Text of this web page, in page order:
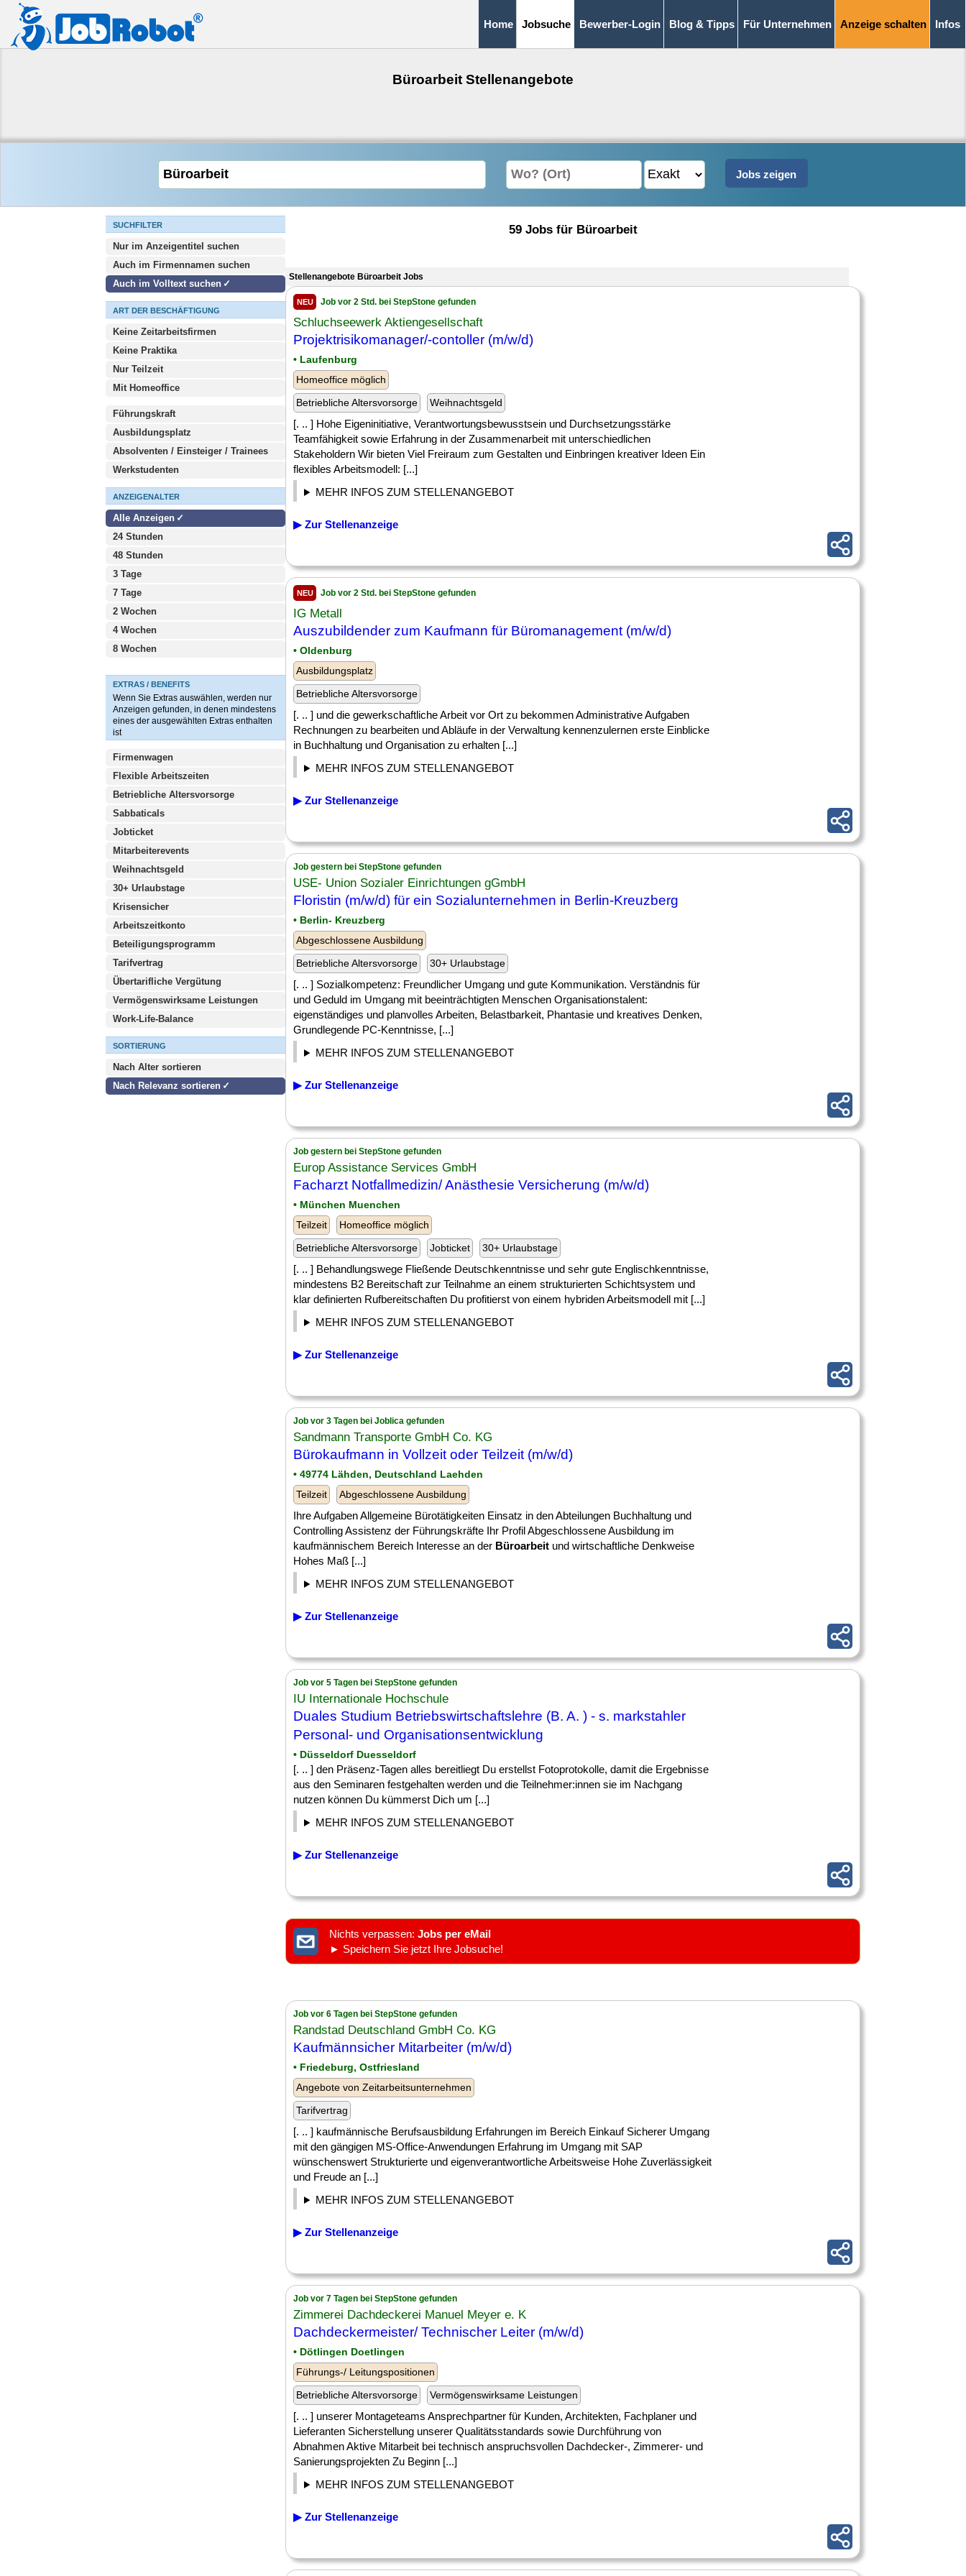
Home Jobsuche Bewerber-Login Blog & Tipps Für Unternehmen Anzeige schalten Infos
Büroarbeit Stellenangebote
SUCHFILTER
Nur im Anzeigentitel suchen
Auch im Firmennamen suchen
Auch im Volltext suchen
ART DER BESCHÄFTIGUNG
Keine Zeitarbeitsfirmen
Keine Praktika
Nur Teilzeit
Mit Homeoffice
Führungskraft
Ausbildungsplatz
Absolventen / Einsteiger / Trainees
Werkstudenten
ANZEIGENALTER
Alle Anzeigen
24 Stunden
48 Stunden
3 Tage
7 Tage
2 Wochen
4 Wochen
8 Wochen
EXTRAS / BENEFITS
Wenn Sie Extras auswählen, werden nur
Anzeigen gefunden, in denen mindestens
eines der ausgewählten Extras enthalten
ist
Firmenwagen
Flexible Arbeitszeiten
Betriebliche Altersvorsorge
Sabbaticals
Jobticket
Mitarbeiterevents
Weihnachtsgeld
30+ Urlaubstage
Krisensicher
Arbeitszeitkonto
Beteiligungsprogramm
Tarifvertrag
Übertarifliche Vergütung
Vermögenswirksame Leistungen
Work-Life-Balance
SORTIERUNG
Nach Alter sortieren
Nach Relevanz sortieren
59 Jobs für Büroarbeit
Stellenangebote Büroarbeit Jobs
NEU Job vor 2 Std. bei StepStone gefunden
Schluchseewerk Aktiengesellschaft
Projektrisikomanager/-contoller (m/w/d)
• Laufenburg
Homeoffice möglich
Betriebliche Altersvorsorge
Weihnachtsgeld
[. .. ] Hohe Eigeninitiative, Verantwortungsbewusstsein und Durchsetzungsstärke
Teamfähigkeit sowie Erfahrung in der Zusammenarbeit mit unterschiedlichen
Stakeholdern Wir bieten Viel Freiraum zum Gestalten und Einbringen kreativer Ideen Ein
flexibles Arbeitsmodell: [...]
MEHR INFOS ZUM STELLENANGEBOT
▶ Zur Stellenanzeige
NEU Job vor 2 Std. bei StepStone gefunden
IG Metall
Auszubildender zum Kaufmann für Büromanagement (m/w/d)
• Oldenburg
Ausbildungsplatz
Betriebliche Altersvorsorge
[. .. ] und die gewerkschaftliche Arbeit vor Ort zu bekommen Administrative Aufgaben
Rechnungen zu bearbeiten und Abläufe in der Verwaltung kennenzulernen erste Einblicke
in Buchhaltung und Organisation zu erhalten [...]
MEHR INFOS ZUM STELLENANGEBOT
▶ Zur Stellenanzeige
Job gestern bei StepStone gefunden
USE- Union Sozialer Einrichtungen gGmbH
Floristin (m/w/d) für ein Sozialunternehmen in Berlin-Kreuzberg
• Berlin- Kreuzberg
Abgeschlossene Ausbildung
Betriebliche Altersvorsorge
30+ Urlaubstage
[. .. ] Sozialkompetenz: Freundlicher Umgang und gute Kommunikation. Verständnis für
und Geduld im Umgang mit beeinträchtigten Menschen Organisationstalent:
eigenständiges und planvolles Arbeiten, Belastbarkeit, Phantasie und kreatives Denken,
Grundlegende PC-Kenntnisse, [...]
MEHR INFOS ZUM STELLENANGEBOT
▶ Zur Stellenanzeige
Job gestern bei StepStone gefunden
Europ Assistance Services GmbH
Facharzt Notfallmedizin/ Anästhesie Versicherung (m/w/d)
• München Muenchen
Teilzeit
Homeoffice möglich
Betriebliche Altersvorsorge
Jobticket 30+ Urlaubstage
[. .. ] Behandlungswege Fließende Deutschkenntnisse und sehr gute Englischkenntnisse,
mindestens B2 Bereitschaft zur Teilnahme an einem strukturierten Schichtsystem und
klar definierten Rufbereitschaften Du profitierst von einem hybriden Arbeitsmodell mit [...]
MEHR INFOS ZUM STELLENANGEBOT
▶ Zur Stellenanzeige
Job vor 3 Tagen bei Joblica gefunden
Sandmann Transporte GmbH Co. KG
Bürokaufmann in Vollzeit oder Teilzeit (m/w/d)
• 49774 Lähden, Deutschland Laehden
Teilzeit
Abgeschlossene Ausbildung
Ihre Aufgaben Allgemeine Bürotätigkeiten Einsatz in den Abteilungen Buchhaltung und
Controlling Assistenz der Führungskräfte Ihr Profil Abgeschlossene Ausbildung im
kaufmännischem Bereich Interesse an der Büroarbeit und wirtschaftliche Denkweise
Hohes Maß [...]
MEHR INFOS ZUM STELLENANGEBOT
▶ Zur Stellenanzeige
Job vor 5 Tagen bei StepStone gefunden
IU Internationale Hochschule
Duales Studium Betriebswirtschaftslehre (B. A. ) - s. markstahler
Personal- und Organisationsentwicklung
• Düsseldorf Duesseldorf
[. .. ] den Präsenz-Tagen alles bereitliegt Du erstellst Fotoprotokolle, damit die Ergebnisse
aus den Seminaren festgehalten werden und die Teilnehmer:innen sie im Nachgang
nutzen können Du kümmerst Dich um [...]
MEHR INFOS ZUM STELLENANGEBOT
▶ Zur Stellenanzeige
Nichts verpassen: Jobs per eMail
► Speichern Sie jetzt Ihre Jobsuche!
Job vor 6 Tagen bei StepStone gefunden
Randstad Deutschland GmbH Co. KG
Kaufmännsicher Mitarbeiter (m/w/d)
• Friedeburg, Ostfriesland
Angebote von Zeitarbeitsunternehmen
Tarifvertrag
[. .. ] kaufmännische Berufsausbildung Erfahrungen im Bereich Einkauf Sicherer Umgang
mit den gängigen MS-Office-Anwendungen Erfahrung im Umgang mit SAP
wünschenswert Strukturierte und eigenverantwortliche Arbeitsweise Hohe Zuverlässigkeit
und Freude an [...]
MEHR INFOS ZUM STELLENANGEBOT
▶ Zur Stellenanzeige
Job vor 7 Tagen bei StepStone gefunden
Zimmerei Dachdeckerei Manuel Meyer e. K
Dachdeckermeister/ Technischer Leiter (m/w/d)
• Dötlingen Doetlingen
Führungs-/ Leitungspositionen
Betriebliche Altersvorsorge
Vermögenswirksame Leistungen
[. .. ] unserer Montageteams Ansprechpartner für Kunden, Architekten, Fachplaner und
Lieferanten Sicherstellung unserer Qualitätsstandards sowie Durchführung von
Abnahmen Aktive Mitarbeit bei technisch anspruchsvollen Dachdecker-, Zimmerer- und
Sanierungsprojekten Zu Beginn [...]
MEHR INFOS ZUM STELLENANGEBOT
▶ Zur Stellenanzeige